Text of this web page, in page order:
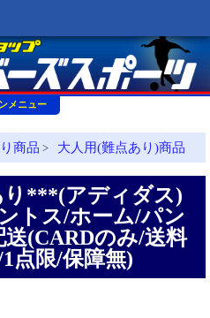
メニュー
商品 > 大人用(難点あり)商品
***(アディダス)
トス/ホーム/パン
送(CARDのみ/送料
点限/保障無)